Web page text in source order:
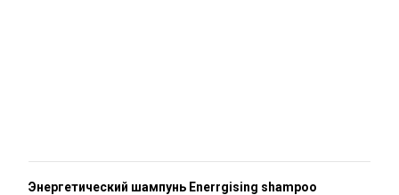
Энергетический шампунь Enerrgising shampoo